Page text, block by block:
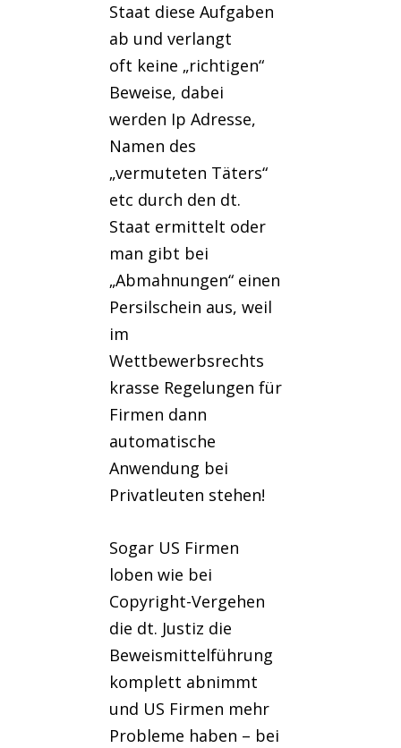
Staat diese Aufgaben
ab und verlangt
oft keine „richtigen“
Beweise, dabei
werden Ip Adresse,
Namen des
„vermuteten Täters“
etc durch den dt.
Staat ermittelt oder
man gibt bei
„Abmahnungen“ einen
Persilschein aus, weil
im
Wettbewerbsrechts
krasse Regelungen für
Firmen dann
automatische
Anwendung bei
Privatleuten stehen!
Sogar US Firmen
loben wie bei
Copyright-Vergehen
die dt. Justiz die
Beweismittelführung
komplett abnimmt
und US Firmen mehr
Probleme haben – bei